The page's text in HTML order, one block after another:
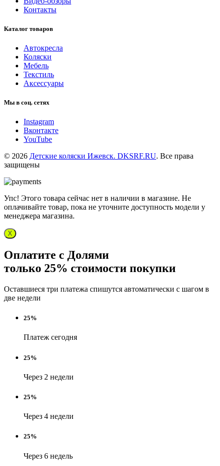
Контакты
Каталог товаров
Автокресла
Коляски
Мебель
Текстиль
Аксессуары
Мы в соц. сетях
Instagram
Вконтакте
YouTube
© 2026 Детские коляски Ижевск. DKSRF.RU. Все права
защищены
Упс! Этого товара сейчас нет в наличии в магазине. Не
оплачивайте товар, пока не уточните доступность модели у
менеджера магазина.
X
Оплатите с Долями
только 25% стоимости покупки
Оставшиеся три платежа спишутся автоматически с шагом в
две недели
25%
Платеж сегодня
25%
Через 2 недели
25%
Через 4 недели
25%
Через 6 недель